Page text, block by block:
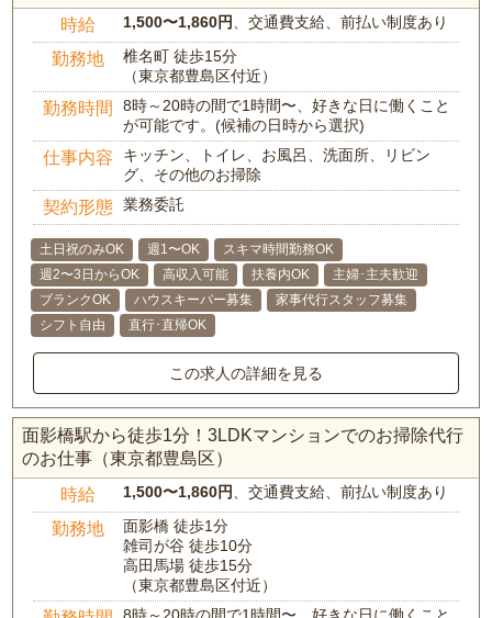
時給 1,500〜1,860円 、交通費支給、前払い制度あり
勤務地
椎名町 徒歩15分
（東京都豊島区付近）
勤務時間
8時～20時の間で1時間〜、好きな日に働くこと
が可能です。(候補の日時から選択)
仕事内容
キッチン、トイレ、お風呂、洗面所、リビン
グ、その他のお掃除
契約形態 業務委託
土日祝のみOK 週1〜OK
スキマ時間勤務OK
週2〜3日からOK
高収入可能 扶養内OK
主婦･主夫歓迎
ブランクOK
ハウスキーパー募集
家事代行スタッフ募集
シフト自由
直行･直帰OK
この求人の詳細を見る
面影橋駅から徒歩1分！3LDKマンションでのお掃除代行
のお仕事（東京都豊島区）
時給 1,500〜1,860円 、交通費支給、前払い制度あり
勤務地
面影橋 徒歩1分
雑司が谷 徒歩10分
高田馬場 徒歩15分
（東京都豊島区付近）